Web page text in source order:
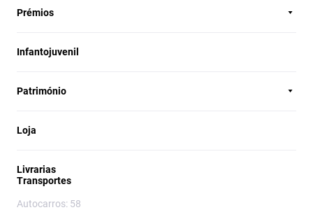
Prémios
Infantojuvenil
Património
Loja
Livrarias
Transportes
Autocarros: 58